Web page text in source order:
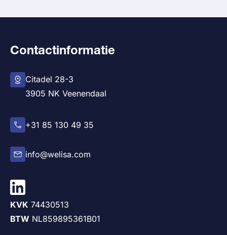
Contactinformatie
Citadel 28-3
3905 NK Veenendaal
+31 85 130 49 35
info@welisa.com
KVK 74430513
BTW NL859895361B01